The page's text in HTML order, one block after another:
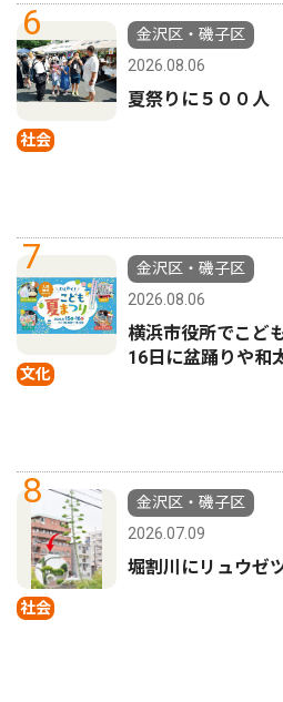
6
社会
金沢区・磯子区
2026.08.06
夏祭りに５００人
7
文化
金沢区・磯子区
2026.08.06
横浜市役所でこど
16日に盆踊りや和
8
社会
金沢区・磯子区
2026.07.09
堀割川にリュウゼ